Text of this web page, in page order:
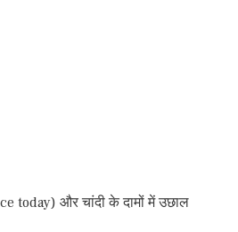
today) और चांदी के दामों में उछाल